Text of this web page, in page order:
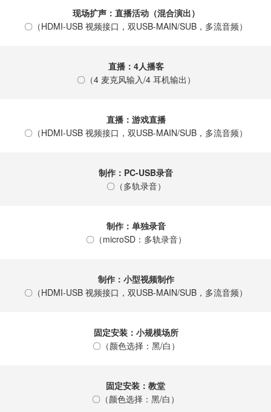
现场扩声：直播活动（混合演出）
〇（HDMI-USB 视频接口，双USB-MAIN/SUB，多流音频）
直播：4人播客
〇（4 麦克风输入/4 耳机输出）
直播：游戏直播
〇（HDMI-USB 视频接口，双USB-MAIN/SUB，多流音频）
制作：PC-USB录音
〇（多轨录音）
制作：单独录音
〇（microSD：多轨录音）
制作：小型视频制作
〇（HDMI-USB 视频接口，双USB-MAIN/SUB，多流音频）
固定安装：小规模场所
〇（颜色选择：黑/白）
固定安装：教堂
〇（颜色选择：黑/白）